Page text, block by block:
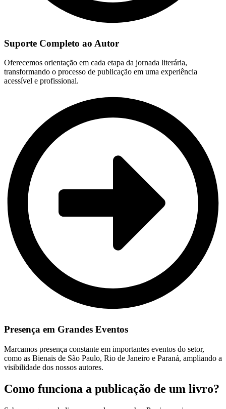
Suporte Completo ao Autor
Oferecemos orientação em cada etapa da jornada literária,
transformando o processo de publicação em uma experiência
acessível e profissional.
Presença em Grandes Eventos
Marcamos presença constante em importantes eventos do setor,
como as Bienais de São Paulo, Rio de Janeiro e Paraná, ampliando a
visibilidade dos nossos autores.
Como funciona a publicação de um livro?